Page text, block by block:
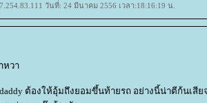
วันที่: 24 มีนาคม 2556 เวลา:18:16:19 น.
หวา
ต้องให้อุ้มถึงยอมขึ้นท้ายรถ อย่างนี้น่าตีก้นเสีย